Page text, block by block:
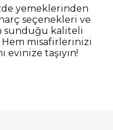
yemeklerinden
seçenekleri ve
sunduğu kaliteli
Hem misafirlerinizi
taşıyın!